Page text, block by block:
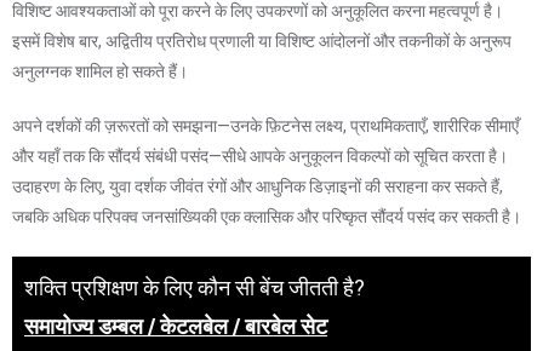
विशिष्ट आवश्यकताओं को पूरा करने के लिए उपकरणों को अनुकूलित करना महत्वपूर्ण है।
इसमें विशेष बार, अद्वितीय प्रतिरोध प्रणाली या विशिष्ट आंदोलनों और तकनीकों के अनुरूप
अनुलग्नक शामिल हो सकते हैं।
अपने दर्शकों की ज़रूरतों को समझना—उनके फ़िटनेस लक्ष्य, प्राथमिकताएँ, शारीरिक सीमाएँ
और यहाँ तक कि सौंदर्य संबंधी पसंद—सीधे आपके अनुकूलन विकल्पों को सूचित करता है।
उदाहरण के लिए, युवा दर्शक जीवंत रंगों और आधुनिक डिज़ाइनों की सराहना कर सकते हैं,
जबकि अधिक परिपक्व जनसांख्यिकी एक क्लासिक और परिष्कृत सौंदर्य पसंद कर सकती है।
शक्ति प्रशिक्षण के लिए कौन सी बेंच जीतती है?
समायोज्य डम्बल / केटलबेल / बारबेल सेट